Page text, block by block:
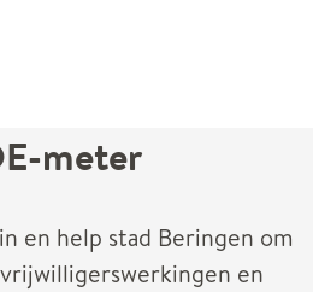
meter
en help stad Beringen om
en